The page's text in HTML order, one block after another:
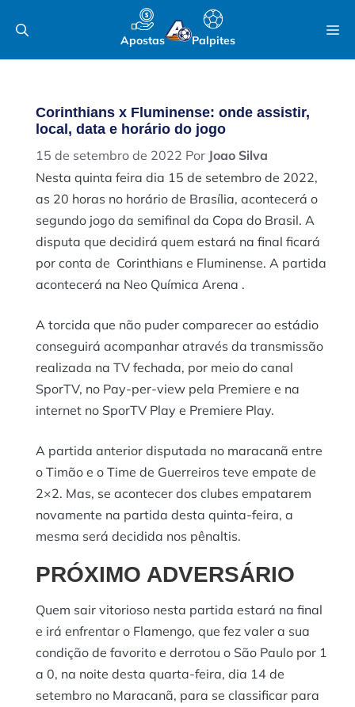
para
Apostas Palpites
Corinthians x Fluminense: onde assistir,
local, data e horário do jogo
15 de setembro de 2022 Por Joao Silva
Nesta quinta feira dia 15 de setembro de 2022,
as 20 horas no horário de Brasília, acontecerá o
segundo jogo da semifinal da Copa do Brasil. A
disputa que decidirá quem estará na final ficará
por conta de Corinthians e Fluminense. A partida
acontecerá na Neo Química Arena .
A torcida que não puder comparecer ao estádio
conseguirá acompanhar através da transmissão
realizada na TV fechada, por meio do canal
SporTV, no Pay-per-view pela Premiere e na
internet no SporTV Play e Premiere Play.
A partida anterior disputada no maracanã entre
o Timão e o Time de Guerreiros teve empate de
2×2. Mas, se acontecer dos clubes empatarem
novamente na partida desta quinta-feira, a
mesma será decidida nos pênaltis.
PRÓXIMO ADVERSÁRIO
Quem sair vitorioso nesta partida estará na final
e irá enfrentar o Flamengo, que fez valer a sua
condição de favorito e derrotou o São Paulo por 1
a 0, na noite desta quarta-feira, dia 14 de
setembro no Maracanã, para se classificar para